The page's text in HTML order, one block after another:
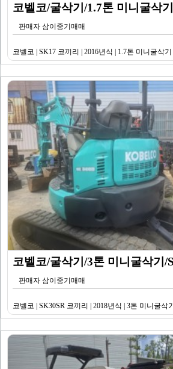
판매자 삼이중기매매
코벨코 | SK17 코끼리 | 2016년식 | 1.7톤 미니굴삭기
판매자 삼이중기매매
코벨코 | SK30SR 코끼리 | 2018년식 | 3톤 미니굴삭기